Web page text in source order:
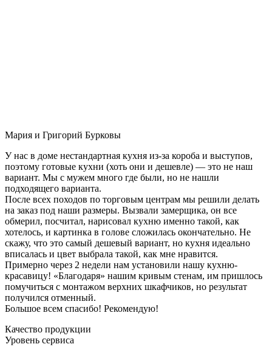
Мария и Григорий Бурковы
У нас в доме нестандартная кухня из-за короба и выступов,
поэтому готовые кухни (хоть они и дешевле) — это не наш
вариант. Мы с мужем много где были, но не нашли
подходящего варианта.
После всех походов по торговым центрам мы решили делать
на заказ под наши размеры. Вызвали замерщика, он все
обмерил, посчитал, нарисовал кухню именно такой, как
хотелось, и картинка в голове сложилась окончательно. Не
скажу, что это самый дешевый вариант, но кухня идеально
вписалась и цвет выбрала такой, как мне нравится.
Примерно через 2 недели нам установили нашу кухню-
красавицу! «Благодаря» нашим кривым стенам, им пришлось
помучиться с монтажом верхних шкафчиков, но результат
получился отменный.
Большое всем спасибо! Рекомендую!
Качество продукции
Уровень сервиса